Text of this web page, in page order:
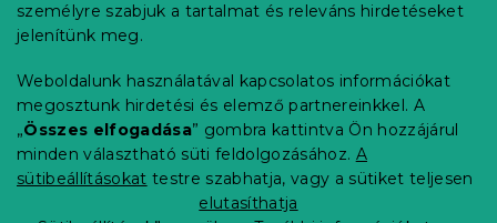
személyre szabjuk a tartalmat és releváns hirdetéseket
jelenítünk meg.
Weboldalunk használatával kapcsolatos információkat
megosztunk hirdetési és elemző partnereinkkel. A
„Összes elfogadása” gombra kattintva Ön hozzájárul
minden választható süti feldolgozásához. A
sütibeállításokat testre szabhatja, vagy a sütiket teljesen
elutasíthatja
Fizetési lehetőségek
Reklamáció és áruvisszaküldés
Elérhetőség
Általános szerződési feltételek
Adatvédelmi nyilatkozat
Blog
Partnereinknek